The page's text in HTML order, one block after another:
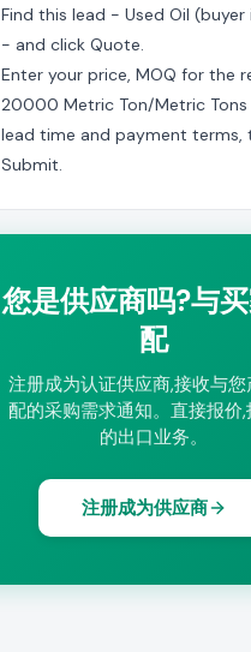
Find this lead - Used Oil (buyer
- and click Quote.
Enter your price, MOQ for the
20000 Metric Ton/Metric Tons
lead time and payment terms,
Submit.
您是供应商吗?与
配
注册成为认证供应商,接收与您
配的采购需求通知。直接报价,
的出口业务。
注册成为供应商